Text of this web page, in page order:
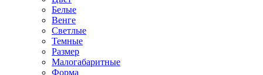
Белые
Венге
Светлые
Темные
Размер
Малогабаритные
Форма